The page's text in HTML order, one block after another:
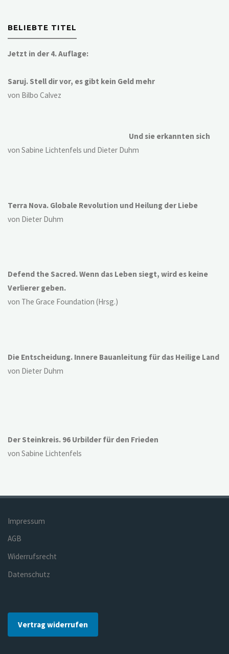
BELIEBTE TITEL
Jetzt in der 4. Auflage:
Saruj. Stell dir vor, es gibt kein Geld mehr
von Bilbo Calvez
Und sie erkannten sich
von Sabine Lichtenfels und Dieter Duhm
Terra Nova. Globale Revolution und Heilung der Liebe
von Dieter Duhm
Defend the Sacred. Wenn das Leben siegt, wird es keine
Verlierer geben.
von The Grace Foundation (Hrsg.)
Die Entscheidung. Innere Bauanleitung für das Heilige Land
von Dieter Duhm
Der Steinkreis. 96 Urbilder für den Frieden
von Sabine Lichtenfels
Impressum
AGB
Widerrufsrecht
Datenschutz
Vertrag widerrufen